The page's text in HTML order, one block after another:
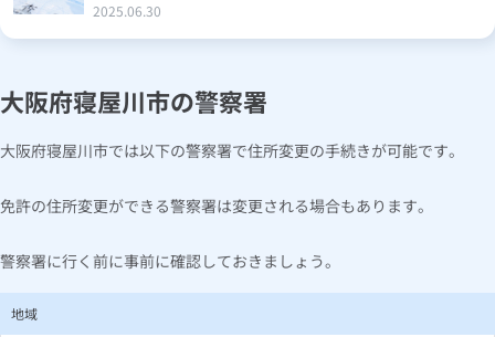
2025.06.30
大阪府寝屋川市の警察署
大阪府寝屋川市では以下の警察署で住所変更の手続きが可能です。
免許の住所変更ができる警察署は変更される場合もあります。
警察署に行く前に事前に確認しておきましょう。
地域